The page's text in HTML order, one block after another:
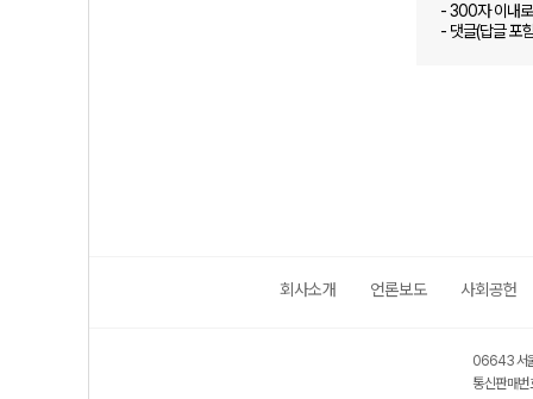
- 300자 이내
- 댓글(답글 포
회사소개 언론보도 사회공헌
06643 서
통신판매